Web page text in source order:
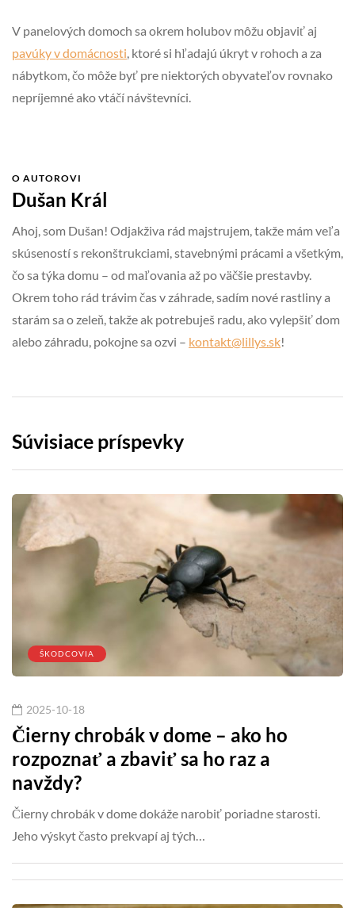
V panelových domoch sa okrem holubov môžu objaviť aj
pavúky v domácnosti, ktoré si hľadajú úkryt v rohoch a za
nábytkom, čo môže byť pre niektorých obyvateľov rovnako
nepríjemné ako vtáčí návštevníci.
O AUTOROVI
Dušan Král
Ahoj, som Dušan! Odjakživa rád majstrujem, takže mám veľa
skúseností s rekonštrukciami, stavebnými prácami a všetkým,
čo sa týka domu – od maľovania až po väčšie prestavby.
Okrem toho rád trávim čas v záhrade, sadím nové rastliny a
starám sa o zeleň, takže ak potrebuješ radu, ako vylepšiť dom
alebo záhradu, pokojne sa ozvi – kontakt@lillys.sk!
Súvisiace príspevky
ŠKODCOVIA
2025-10-18
Čierny chrobák v dome – ako ho
rozpoznať a zbaviť sa ho raz a
navždy?
Čierny chrobák v dome dokáže narobiť poriadne starosti.
Jeho výskyt často prekvapí aj tých…